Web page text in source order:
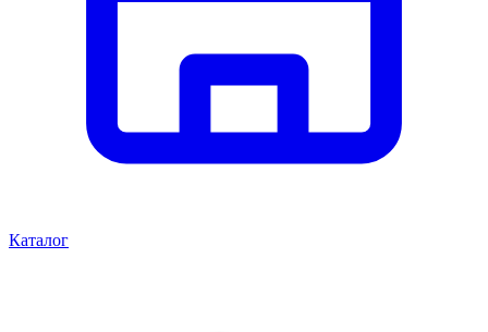
Каталог